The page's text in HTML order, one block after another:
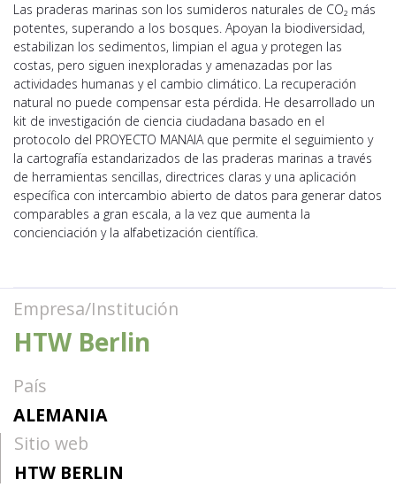
Las praderas marinas son los sumideros naturales de CO₂ más
potentes, superando a los bosques. Apoyan la biodiversidad,
estabilizan los sedimentos, limpian el agua y protegen las
costas, pero siguen inexploradas y amenazadas por las
actividades humanas y el cambio climático. La recuperación
natural no puede compensar esta pérdida. He desarrollado un
kit de investigación de ciencia ciudadana basado en el
protocolo del PROYECTO MANAIA que permite el seguimiento y
la cartografía estandarizados de las praderas marinas a través
de herramientas sencillas, directrices claras y una aplicación
específica con intercambio abierto de datos para generar datos
comparables a gran escala, a la vez que aumenta la
concienciación y la alfabetización científica.
Empresa/Institución
HTW Berlin
País
ALEMANIA
Sitio web
HTW BERLIN